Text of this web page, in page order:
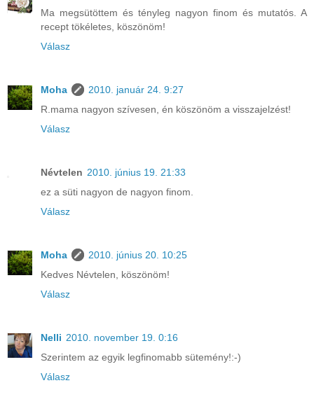
Ma megsütöttem és tényleg nagyon finom és mutatós. A
recept tökéletes, köszönöm!
Válasz
Moha
2010. január 24. 9:27
R.mama nagyon szívesen, én köszönöm a visszajelzést!
Válasz
Névtelen 2010. június 19. 21:33
ez a süti nagyon de nagyon finom.
Válasz
Moha
2010. június 20. 10:25
Kedves Névtelen, köszönöm!
Válasz
Nelli 2010. november 19. 0:16
Szerintem az egyik legfinomabb sütemény!:-)
Válasz